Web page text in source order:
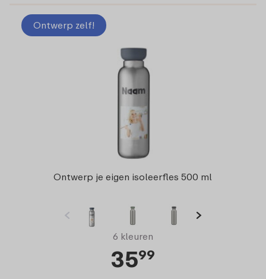
Ontwerp zelf!
Ontwerp je eigen isoleerfles 500 ml
6 kleuren
3599